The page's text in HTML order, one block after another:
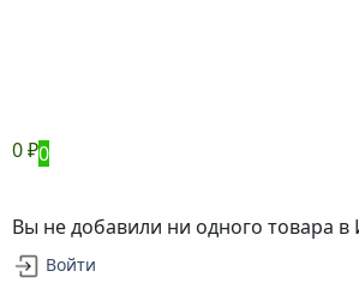
0₽0
Вы не добавили ни одного товара
Войти